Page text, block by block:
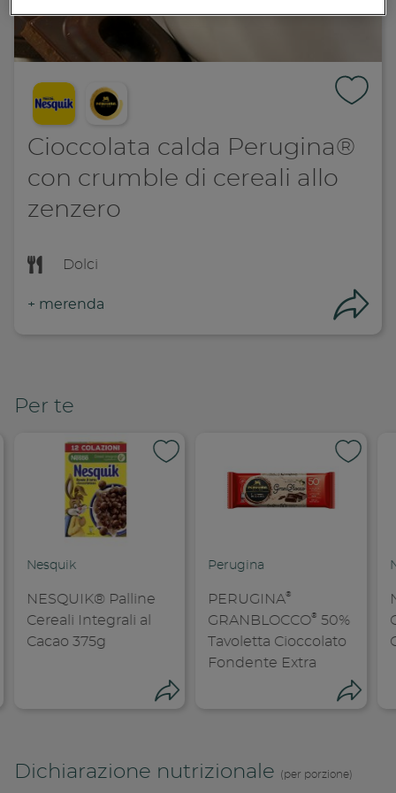
Cioccolata calda Perugina®
con crumble di cereali allo
zenzero
Dolci
+ merenda
Dichiarazione nutrizionale (per porzione)
Per te
Nesquik
NESQUIK® Palline
Cereali Integrali al
Cacao 375g
Perugina
PERUGINA®
GRANBLOCCO®
50%
Tavoletta Cioccolato
Fondente Extra